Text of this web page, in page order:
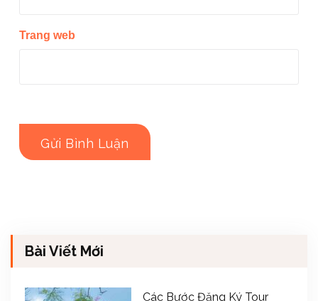
Trang web
Bài Viết Mới
Các Bước Đăng Ký Tour